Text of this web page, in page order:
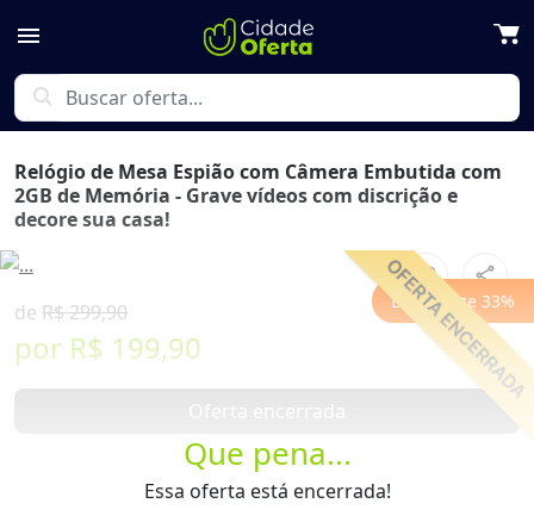
menu
search
Que pena...
Essa oferta está encerrada!
Relógio de Mesa Espião com Câmera Embutida com
2GB de Memória - Grave vídeos com discrição e
decore sua casa!
favorite_border share
Economize 33%
Next
de R$ 299,90
por R$ 199,90
lock Transação Segura